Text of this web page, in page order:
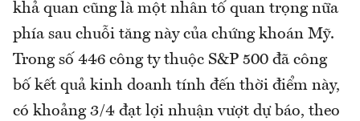
khả quan cũng là một nhân tố quan trọng nữa
phía sau chuỗi tăng này của chứng khoán Mỹ.
Trong số 446 công ty thuộc S&P 500 đã công
bố kết quả kinh doanh tính đến thời điểm này,
có khoảng 3/4 đạt lợi nhuận vượt dự báo, theo